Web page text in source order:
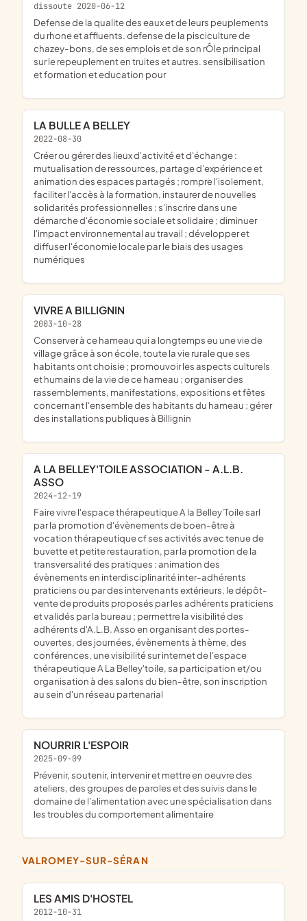
dissoute 2020-06-12
defense de la qualite des eaux et de leurs peuplements
du rhone et affluents. defense de la pisciculture de
chazey-bons, de ses emplois et de son rÔle principal
sur le repeuplement en truites et autres. sensibilisation
et formation et education pour
LA BULLE A BELLEY
2022-08-30
créer ou gérer des lieux d'activité et d'échange :
mutualisation de ressources, partage d'expérience et
animation des espaces partagés ; rompre l'isolement,
faciliter l'accès à la formation, instaurer de nouvelles
solidarités professionnelles ; s'inscrire dans une
démarche d'économie sociale et solidaire ; diminuer
l'impact environnemental au travail ; développer et
diffuser l'économie locale par le biais des usages
numériques
VIVRE A BILLIGNIN
2003-10-28
conserver à ce hameau qui a longtemps eu une vie de
village grâce à son école, toute la vie rurale que ses
habitants ont choisie ; promouvoir les aspects culturels
et humains de la vie de ce hameau ; organiser des
rassemblements, manifestations, expositions et fêtes
concernant l'ensemble des habitants du hameau ; gérer
des installations publiques à Billignin
A LA BELLEY'TOILE ASSOCIATION - A.L.B.
ASSO
2024-12-19
faire vivre l'espace thérapeutique A la Belley'Toile sarl
par la promotion d'évènements de boen-être à
vocation thérapeutique cf ses activités avec tenue de
buvette et petite restauration, par la promotion de la
transversalité des pratiques : animation des
évènements en interdisciplinarité inter-adhérents
praticiens ou par des intervenants extérieurs, le dépôt-
vente de produits proposés par les adhérents praticiens
et validés par la bureau ; permettre la visibilité des
adhérents d'A.L.B. Asso en organisant des portes-
ouvertes, des journées, évènements à thème, des
conférences, une visibilité sur internet de l'espace
thérapeutique A La Belley'toile, sa participation et/ou
organisation à des salons du bien-être, son inscription
au sein d'un réseau partenarial
NOURRIR L'ESPOIR
2025-09-09
prévenir, soutenir, intervenir et mettre en oeuvre des
ateliers, des groupes de paroles et des suivis dans le
domaine de l'alimentation avec une spécialisation dans
les troubles du comportement alimentaire
VALROMEY-SUR-SÉRAN
LES AMIS D'HOSTEL
2012-10-31